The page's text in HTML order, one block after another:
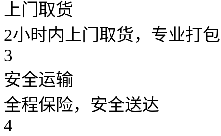
上门取货
2小时内上门取货，专业打包
3
安全运输
全程保险，安全送达
4